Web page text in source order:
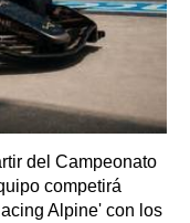
del Campeonato
competirá
Alpine' con los